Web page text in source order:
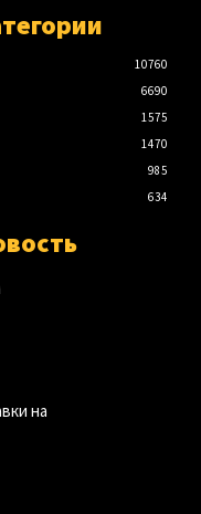
10760
6690
1575
1470
985
634
на